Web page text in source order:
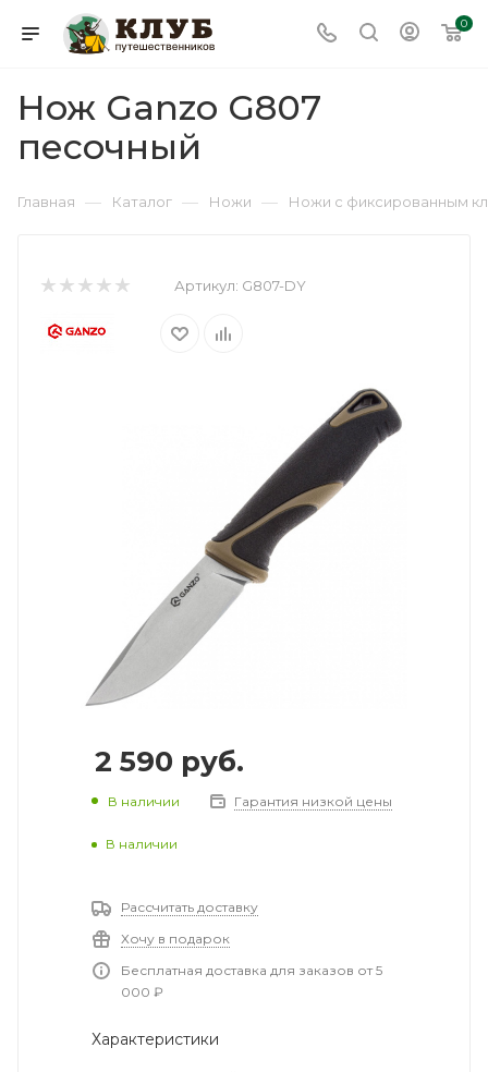
0
Нож Ganzo G807
песочный
Главная — Каталог — Ножи — Ножи с фиксированным
Артикул: G807-DY
2 590 руб.
В наличии Гарантия низкой цены
В наличии
Рассчитать доставку
Хочу в подарок
Бесплатная доставка для заказов от 5
000 ₽
Характеристики